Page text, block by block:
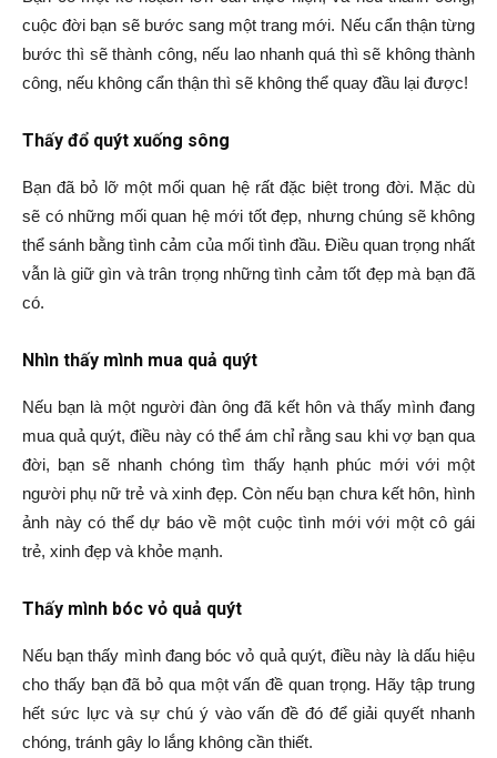
cuộc đời bạn sẽ bước sang một trang mới. Nếu cẩn thận từng
bước thì sẽ thành công, nếu lao nhanh quá thì sẽ không thành
công, nếu không cẩn thận thì sẽ không thể quay đầu lại được!
Thấy đổ quýt xuống sông
Bạn đã bỏ lỡ một mối quan hệ rất đặc biệt trong đời. Mặc dù
sẽ có những mối quan hệ mới tốt đẹp, nhưng chúng sẽ không
thể sánh bằng tình cảm của mối tình đầu. Điều quan trọng nhất
vẫn là giữ gìn và trân trọng những tình cảm tốt đẹp mà bạn đã
có.
Nhìn thấy mình mua quả quýt
Nếu bạn là một người đàn ông đã kết hôn và thấy mình đang
mua quả quýt, điều này có thể ám chỉ rằng sau khi vợ bạn qua
đời, bạn sẽ nhanh chóng tìm thấy hạnh phúc mới với một
người phụ nữ trẻ và xinh đẹp. Còn nếu bạn chưa kết hôn, hình
ảnh này có thể dự báo về một cuộc tình mới với một cô gái
trẻ, xinh đẹp và khỏe mạnh.
Thấy mình bóc vỏ quả quýt
Nếu bạn thấy mình đang bóc vỏ quả quýt, điều này là dấu hiệu
cho thấy bạn đã bỏ qua một vấn đề quan trọng. Hãy tập trung
hết sức lực và sự chú ý vào vấn đề đó để giải quyết nhanh
chóng, tránh gây lo lắng không cần thiết.